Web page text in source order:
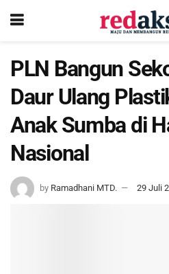
PLN Bangun
Daur Ulang
Anak Sumba di
Nasional
by Ramadhani MTD. 29 Juli